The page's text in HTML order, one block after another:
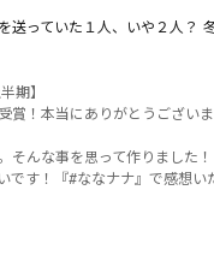
送っていた１人、いや２人？
期】
賞！本当にありがとうございま
そんな事を思って作りました！
です！『#ななナナ』で感想い